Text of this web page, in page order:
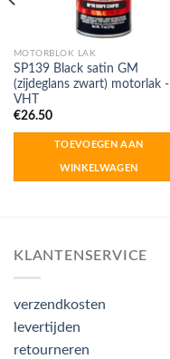
MOTORBLOK LAK
SP139 Black satin GM
(zijdeglans zwart) motorlak -
VHT
€26.50
TOEVOEGEN AAN
WINKELWAGEN
KLANTENSERVICE
verzendkosten
levertijden
retourneren